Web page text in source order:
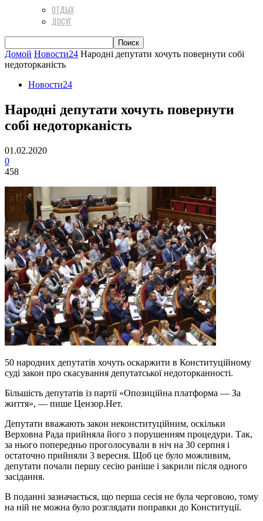
ОТДЫХ
ДОСУГ
Домой Новости24 Народні депутати хочуть повернути собі
недоторканість
Новости24
Народні депутати хочуть повернути
собі недоторканість
01.02.2020
0
458
50 народних депутатів хочуть оскаржити в Конституційному
суді закон про скасування депутатської недоторканності.
Більшість депутатів із партії «Опозиційна платформа — За
життя», — пише Цензор.Нет.
Депутати вважають закон неконституційним, оскільки
Верховна Рада прийняла його з порушенням процедури. Так,
за нього попередньо проголосували в ніч на 30 серпня і
остаточно прийняли 3 вересня. Щоб це було можливим,
депутати почали першу сесію раніше і закрили після одного
засідання.
В поданні зазначається, що перша сесія не була черговою, тому
на ній не можна було розглядати поправки до Конституції.